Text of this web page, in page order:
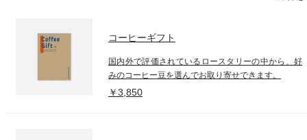
コーヒーギフト
国内外で評価されているロースタリーの中から、好
みのコーヒー豆を選んでお取り寄せできます。
￥3,850